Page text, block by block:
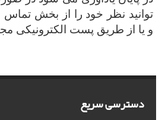
توانید نظر خود را از بخش تماس
و یا از طریق پست الکترونیکی
دسترسی سریع